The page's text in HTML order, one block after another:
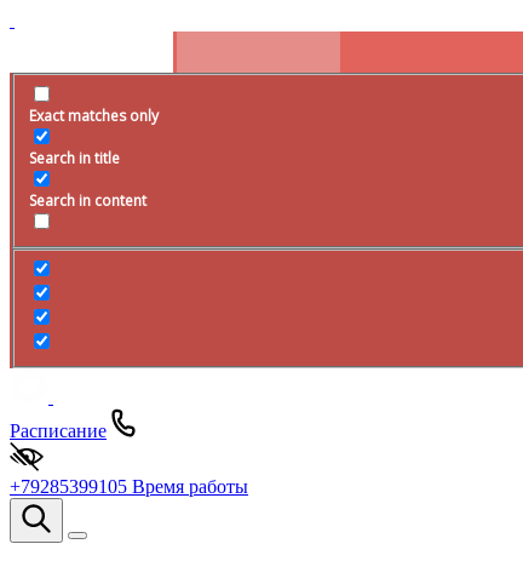
Exact matches only
Search in title
Search in content
Расписание
+79285399105 Время работы